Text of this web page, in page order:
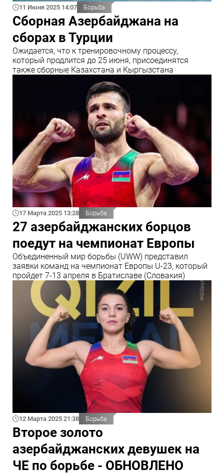
11 Июня 2025 14:07 Борьба
Сборная Азербайджана на
сборах в Турции
Ожидается, что к тренировочному процессу,
который продлится до 25 июня, присоединятся
также сборные Казахстана и Кыргызстана
17 Марта 2025 13:28 Борьба
27 азербайджанских борцов
поедут на чемпионат Европы
Объединенный мир борьбы (UWW) представил
заявки команд на чемпионат Европы U-23, который
пройдет 7-13 апреля в Братиславе (Словакия)
12 Марта 2025 21:38 Борьба
Второе золото
азербайджанских девушек на
ЧЕ по борьбе - ОБНОВЛЕНО